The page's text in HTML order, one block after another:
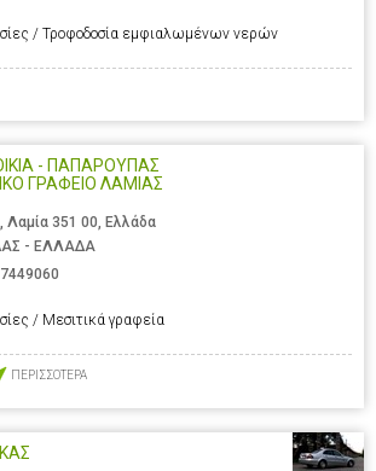
/ Τροφοδοσία εμφιαλωμένων νερών
- ΠΑΠΑΡΟΥΠΑΣ
ΓΡΑΦΕΙΟ ΛΑΜΙΑΣ
351 00, Ελλάδα
- ΕΛΛΑΔΑ
/ Μεσιτικά γραφεία
ΠΕΡΙΣΣΟΤΕΡΑ